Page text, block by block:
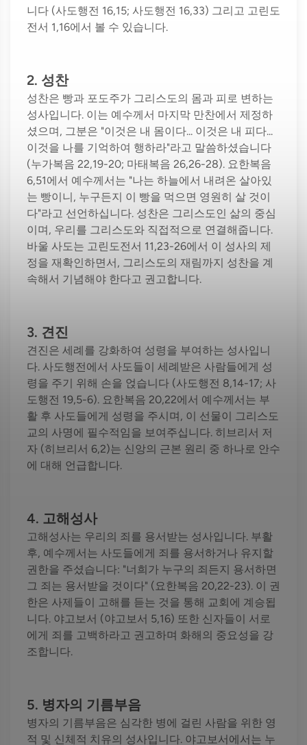
니다 (사도행전 16,15; 사도행전 16,33) 그리고 고린도
전서 1,16에서 볼 수 있습니다.
2. 성찬
성찬은 빵과 포도주가 그리스도의 몸과 피로 변하는
성사입니다. 이는 예수께서 마지막 만찬에서 제정하
셨으며, 그분은 "이것은 내 몸이다... 이것은 내 피다...
이것을 나를 기억하여 행하라"라고 말씀하셨습니다
(누가복음 22,19-20; 마태복음 26,26-28). 요한복음
6,51에서 예수께서는 "나는 하늘에서 내려온 살아있
는 빵이니, 누구든지 이 빵을 먹으면 영원히 살 것이
다"라고 선언하십니다. 성찬은 그리스도인 삶의 중심
이며, 우리를 그리스도와 직접적으로 연결해줍니다.
바울 사도는 고린도전서 11,23-26에서 이 성사의 제
정을 재확인하면서, 그리스도의 재림까지 성찬을 계
속해서 기념해야 한다고 권고합니다.
3. 견진
견진은 세례를 강화하여 성령을 부여하는 성사입니
다. 사도행전에서 사도들이 세례받은 사람들에게 성
령을 주기 위해 손을 얹습니다 (사도행전 8,14-17; 사
도행전 19,5-6). 요한복음 20,22에서 예수께서는 부
활 후 사도들에게 성령을 주시며, 이 선물이 그리스도
교의 사명에 필수적임을 보여주십니다. 히브리서 저
자 (히브리서 6,2)는 신앙의 근본 원리 중 하나로 안수
에 대해 언급합니다.
4. 고해성사
고해성사는 우리의 죄를 용서받는 성사입니다. 부활
후, 예수께서는 사도들에게 죄를 용서하거나 유지할
권한을 주셨습니다: "너희가 누구의 죄든지 용서하면
그 죄는 용서받을 것이다" (요한복음 20,22-23). 이 권
한은 사제들이 고해를 듣는 것을 통해 교회에 계승됩
니다. 야고보서 (야고보서 5,16) 또한 신자들이 서로
에게 죄를 고백하라고 권고하며 화해의 중요성을 강
조합니다.
5. 병자의 기름부음
병자의 기름부음은 심각한 병에 걸린 사람을 위한 영
적 및 신체적 치유의 성사입니다. 야고보서에서는 누